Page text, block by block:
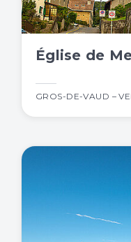
Église de
GROS-DE-VAUD –